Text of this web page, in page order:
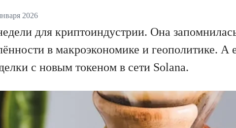
2026
для криптоиндустрии. Она
в макроэкономике и геополитике.
с новым токеном в сети Solana.